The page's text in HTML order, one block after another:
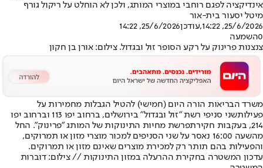
אינדיקציה לפגם רוחבי במוצרי המותג, ולכן לא הוחלט על ריקול גורף
מיטל יסעור בית-אור
25/6/2026, 14:22
,עודכן25/6/2026, 14:22
0השמעה
צנצנות פרינוק על רקע הסופר זול ובגדול. צילום: אורן בן חקון
משרד הבריאות הורה היום (חמישי) להטיל הגבלות מחמירות על
פעילותשני סניפי רשת "זול ובגדול" בירושלים
, ברחוב יפו 113 וברחוב יפו
214, בעקבות חקירת
פרשת מחיות התינוקות של המותג "פרינוק". החל
מהשעה 16:00 נאסר על שני הסניפים למכור מוצרי מזון או תמרוקים,
והפעילות בהם תותר רק למכירת מוצרים שאינם מזון או תמרוקים.
עדכון המשטרה בחקירת ההרעלה במזון התינוקות // צילום: דוברות